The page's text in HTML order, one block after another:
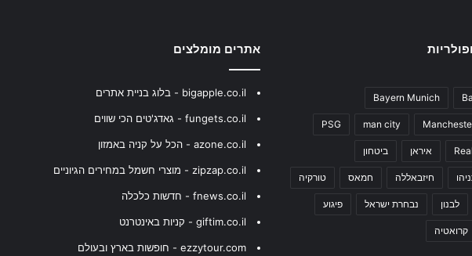
Bayern Munich
man city
PSG
איראן ביטחון
חיזבאללה חמאס טורקיה
לבנון נבחרת ישראל פיגוע
קרואטיה
אתרים מומלצים
bigapple.co.il - בלוג בניית אתרים
fungets.co.il - גאדג'טים הכי שווים
azone.co.il - הכל על קניה באמזון
zipzap.co.il - מוצרי חשמל במחירים הגיוניים
fnews.co.il - חדשות כלכלה
giftim.co.il - קניות באינטרנט
ezzytour.com - חופשות בארץ ובעולם